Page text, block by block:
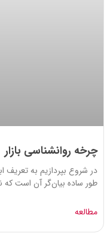
چرخه روانشناسی بازار
در شروع بپردازیم به تعریف
طور ساده بیان‌گر آن است که
مطالعه